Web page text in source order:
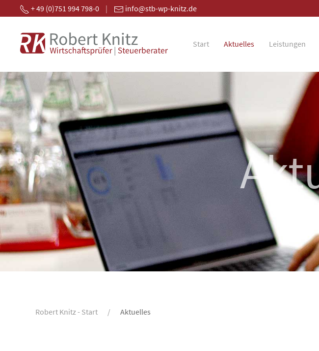
+ 49 (0)751 994 798-0 | info@stb-wp-knitz.de
Start Aktuelles Leistungen
Robert Knitz - Start Aktuelles